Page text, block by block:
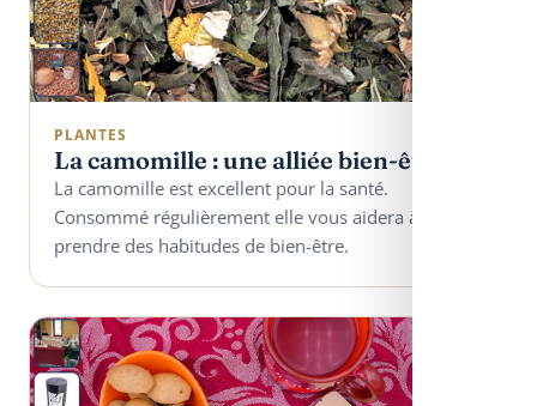
PLANTES
La camomille : une alliée bien-être
La camomille est excellent pour la santé.
Consommé régulièrement elle vous aidera à
prendre des habitudes de bien-être.